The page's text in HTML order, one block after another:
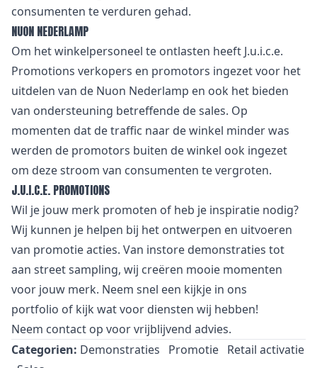
consumenten te verduren gehad.
NUON NEDERLAMP
Om het winkelpersoneel te ontlasten heeft J.u.i.c.e.
Promotions verkopers en promotors ingezet voor het
uitdelen van de Nuon Nederlamp en ook het bieden
van ondersteuning betreffende de sales. Op
momenten dat de traffic naar de winkel minder was
werden de promotors buiten de winkel ook ingezet
om deze stroom van consumenten te vergroten.
J.U.I.C.E. PROMOTIONS
Wil je jouw merk promoten of heb je inspiratie nodig?
Wij kunnen je helpen bij het ontwerpen en uitvoeren
van promotie acties. Van instore demonstraties tot
aan street sampling, wij creëren mooie momenten
voor jouw merk. Neem snel een kijkje in ons
portfolio of kijk wat voor diensten wij hebben!
Neem contact op voor vrijblijvend advies.
Categorien: Demonstraties Promotie Retail activatie